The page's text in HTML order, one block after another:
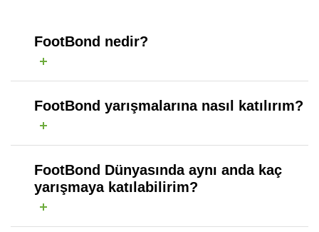
FootBond nedir?
FootBond yarışmalarına nasıl katılırım?
FootBond Dünyasında aynı anda kaç
yarışmaya katılabilirim?